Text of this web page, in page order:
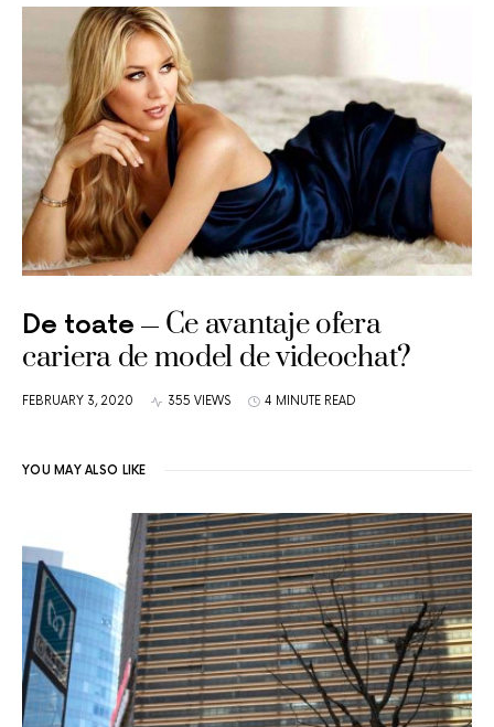
De toate
Ce avantaje ofera
cariera de model de videochat?
FEBRUARY 3, 2020 355 VIEWS 4 MINUTE READ
YOU MAY ALSO LIKE